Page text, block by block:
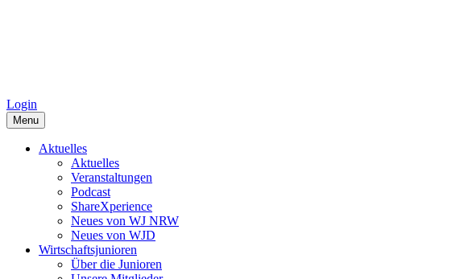
Login
Menu
Aktuelles
Aktuelles
Veranstaltungen
Podcast
ShareXperience
Neues von WJ NRW
Neues von WJD
Wirtschaftsjunioren
Über die Junioren